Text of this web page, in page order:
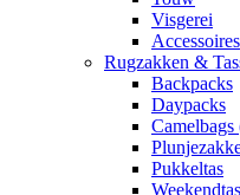
Visgerei
Accessoires
Rugzakken &
Backpacks
Daypacks
Pukkeltas